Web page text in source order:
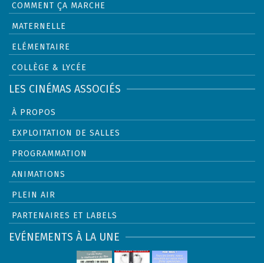
COMMENT ÇA MARCHE
MATERNELLE
ELÉMENTAIRE
COLLÈGE & LYCÉE
LES CINÉMAS ASSOCIÉS
À PROPOS
EXPLOITATION DE SALLES
PROGRAMMATION
ANIMATIONS
PLEIN AIR
PARTENAIRES ET LABELS
EVÉNEMENTS À LA UNE